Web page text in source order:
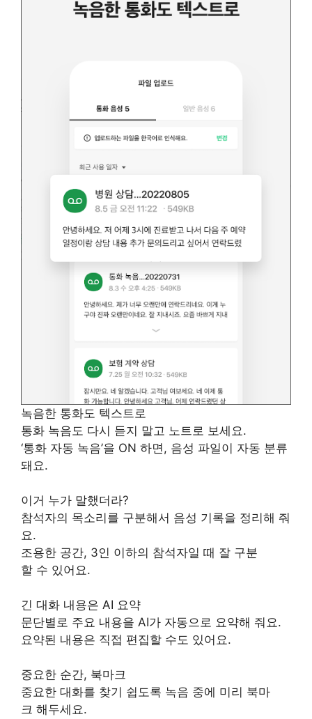
녹음한 통화도 텍스트로
통화 녹음도 다시 듣지 말고 노트로 보세요.
‘통화 자동 녹음’을 ON 하면, 음성 파일이 자동 분류
돼요.
이거 누가 말했더라?
참석자의 목소리를 구분해서 음성 기록을 정리해 줘
요.
조용한 공간, 3인 이하의 참석자일 때 잘 구분
할 수 있어요.
긴 대화 내용은 AI 요약
문단별로 주요 내용을 AI가 자동으로 요약해 줘요.
요약된 내용은 직접 편집할 수도 있어요.
중요한 순간, 북마크
중요한 대화를 찾기 쉽도록 녹음 중에 미리 북마
크 해두세요.